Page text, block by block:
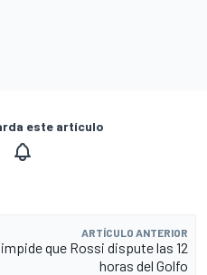
este artículo
ARTÍCULO ANTERIOR
que Rossi dispute las 12
horas del Golfo